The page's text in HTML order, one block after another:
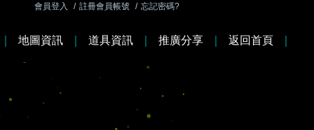
會員登入 / 註冊會員帳號 / 忘記密碼?